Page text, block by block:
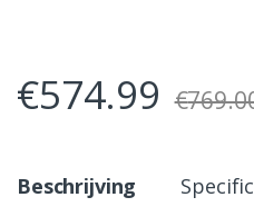
€574.99 €
Beschrijving